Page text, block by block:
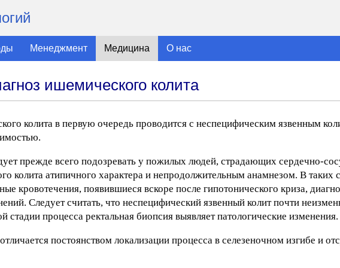
Менеджмент Медицина О нас
ишемического колита
колита в первую очередь проводится с неспецифическим язвенным
прежде всего подозревать у пожилых людей, страдающих сердечно-
колита атипичного характера и непродолжительным анамнезом. В таких
кровотечения, появившиеся вскоре после гипотонического криза,
Следует считать, что неспецифический язвенный колит почти
процесса ректальная биопсия выявляет патологические изменения.
постоянством локализации процесса в селезеночном изгибе и